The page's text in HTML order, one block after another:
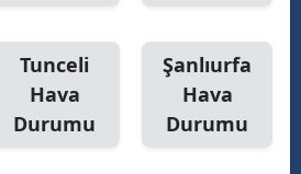
Tunceli
Hava
Durumu
Şanlıurfa
Hava
Durumu